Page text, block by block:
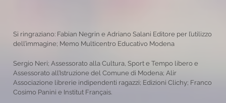
Si ringraziano: Fabian Negrin e Adriano Salani Editore per l’utilizzo
dell’immagine; Memo Multicentro Educativo Modena
Sergio Neri; Assessorato alla Cultura, Sport e Tempo libero e
Assessorato all’Istruzione del Comune di Modena; Alir
Associazione librerie indipendenti ragazzi; Edizioni Clichy; Franco
Cosimo Panini e Institut Français.